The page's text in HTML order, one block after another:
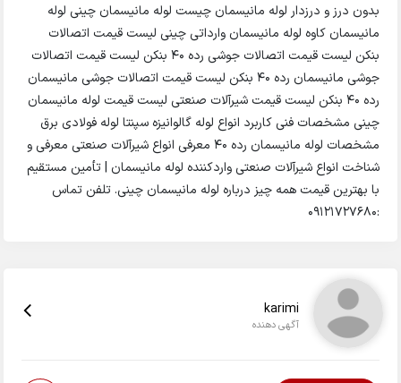
بدون درز و درزدار لوله مانیسمان چیست لوله مانیسمان چینی لوله
مانیسمان کاوه لوله مانیسمان وارداتی چینی لیست قیمت اتصالات
بنکن لیست قیمت اتصالات جوشی رده ۴۰ بنکن لیست قیمت اتصالات
جوشی مانیسمان رده 40 بنکن لیست قیمت اتصالات جوشی مانیسمان
رده ۴۰ بنکن لیست قیمت شیرآلات صنعتی لیست قیمت لوله مانیسمان
چینی مشخصات فنی کاربرد انواع لوله گالوانیزه سپنتا لوله فولادی برق
مشخصات لوله مانیسمان رده 40 معرفی انواع شیرآلات صنعتی معرفی و
شناخت انواع شیرآلات صنعتی واردکننده لوله مانیسمان | تأمین مستقیم
با بهترین قیمت همه چیز درباره لوله مانیسمان چینی. تلفن تماس
:09121727680
karimi
آگهی دهنده